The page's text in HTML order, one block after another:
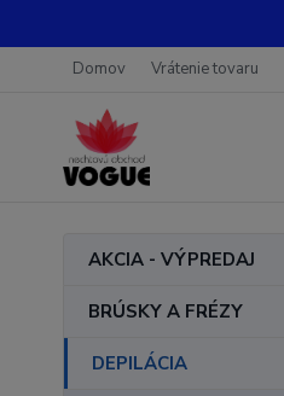
Domov Vrátenie tovaru
AKCIA - VÝPREDAJ
BRÚSKY A FRÉZY
DEPILÁCIA